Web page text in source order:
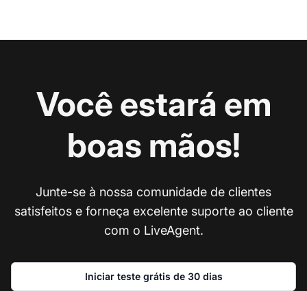
Você estará em
boas mãos!
Junte-se à nossa comunidade de clientes
satisfeitos e forneça excelente suporte ao cliente
com o LiveAgent.
Iniciar teste grátis de 30 dias